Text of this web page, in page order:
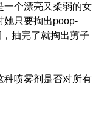
一个漂亮又柔弱的女
她只要掏出poop-
抽完了就掏出剪子
种喷雾剂是否对所有